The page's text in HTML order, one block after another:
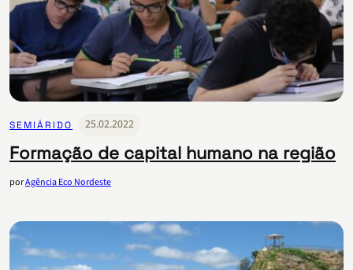
SEMIÁRIDO 25.02.2022
Formação de capital humano na região
porAgência Eco Nordeste